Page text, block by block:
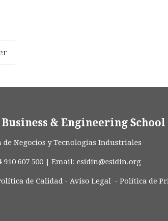
& Engineering School
de Negocios y Tecnologías Industriales
910 607 500 | Email: esidin@esidin.org
de Calidad- Aviso Legal- Política de